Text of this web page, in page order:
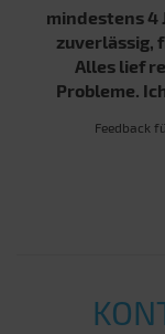
mindestens 4
zuverlässig,
Alles lief
Probleme.
Feedback